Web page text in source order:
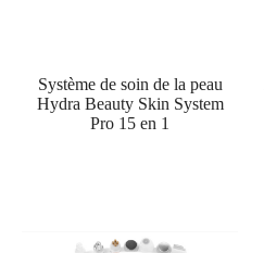
Système de soin de la peau
Hydra Beauty Skin System
Pro 15 en 1